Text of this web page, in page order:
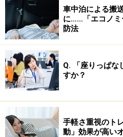
半膜様筋、半腱様筋の３つ
大部分を占めるため、一般的
トリングスと考えても差し支
リングスは骨盤から膝裏のす
筋（股関節、膝関節と二つの
る筋肉）であり、股関節の曲
りひねったりするときに働き
るなど下肢を使う動作の多く
ことになります。
車中泊による搬
に……「エコノミ
防法
Q. 「座りっぱな
すか？
手軽さ重視のト
動」効果が高い